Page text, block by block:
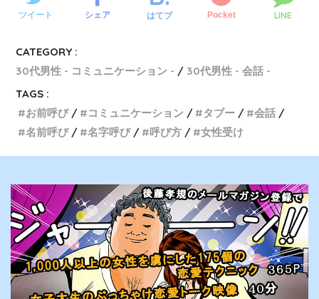
ツイート シェア はてブ Pocket LINE
CATEGORY :
30代男性 - コミュニケーション -
30代男性 - 会話 -
TAGS :
お前呼び
コミュニケーション タブー
会話
名前呼び
名字呼び 呼び方 女性受け